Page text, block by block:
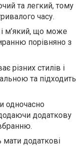
та легкий, тому
часу.
м’який, що може
порівняно з
різних стилів і
та підходить
одночасно
додаткову
додаткові